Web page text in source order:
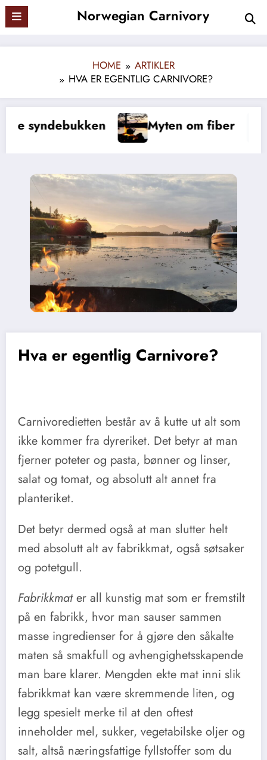
Skip
to
content
Norwegian Carnivory
HOME
ARTIKLER
HVA ER EGENTLIG CARNIVORE?
Myten om fiber Trenger vi vitamin C?
Hva er egentlig Carnivore?
Carnivoredietten består av å kutte ut alt som
ikke kommer fra dyreriket. Det betyr at man
fjerner poteter og pasta, bønner og linser,
salat og tomat, og absolutt alt annet fra
planteriket.
Det betyr dermed også at man slutter helt
med absolutt alt av fabrikkmat, også søtsaker
og potetgull.
Fabrikkmater all kunstig mat som er fremstilt
på en fabrikk, hvor man sauser sammen
masse ingredienser for å gjøre den såkalte
maten så smakfull og avhengighetsskapende
man bare klarer. Mengden ekte mat inni slik
fabrikkmat kan være skremmende liten, og
legg spesielt merke til at den oftest
inneholder mel, sukker, vegetabilske oljer og
salt, altså næringsfattige fyllstoffer som du